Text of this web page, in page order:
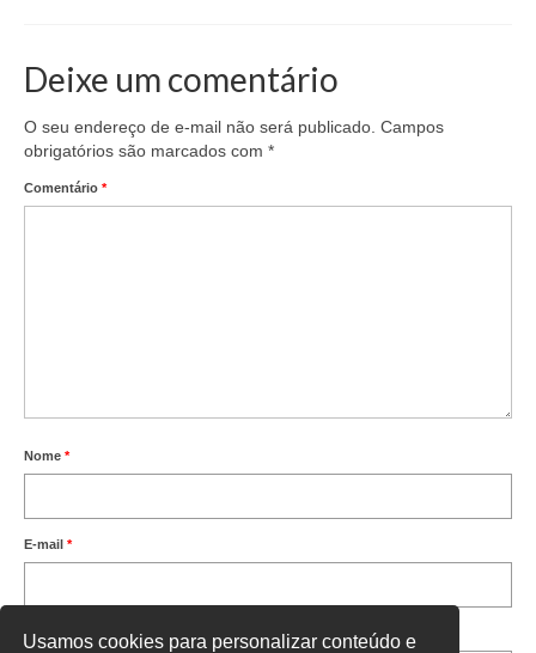
Deixe um comentário
O seu endereço de e-mail não será publicado. Campos
obrigatórios são marcados com *
Comentário *
Nome *
E-mail *
Site
Usamos cookies para personalizar conteúdo e